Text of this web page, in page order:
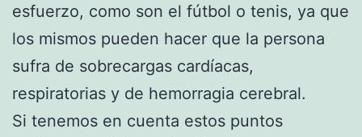
esfuerzo, como son el fútbol o tenis, ya que
los mismos pueden hacer que la persona
sufra de sobrecargas cardíacas,
respiratorias y de hemorragia cerebral.
Si tenemos en cuenta estos puntos